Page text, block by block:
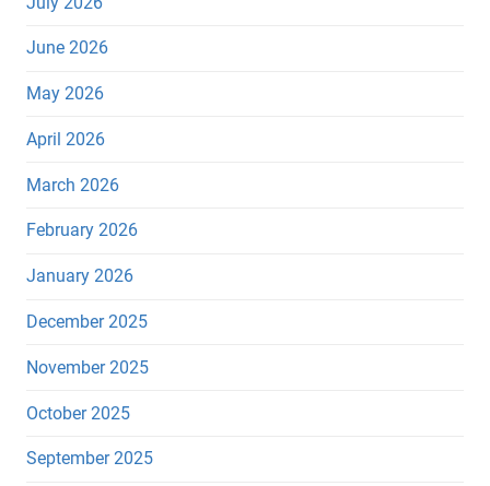
June 2026
May 2026
April 2026
March 2026
February 2026
January 2026
December 2025
November 2025
October 2025
September 2025